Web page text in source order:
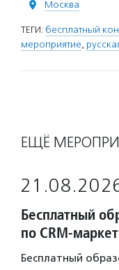
Москва
ТЕГИ: бесплатный
мероприятие,
ЕЩЁ
Бесплатный
по CRM-
Бесплатный